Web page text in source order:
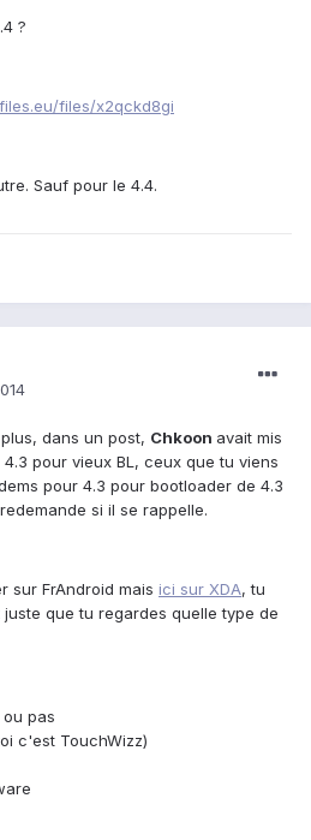
?
files/x2qckd8gi
Sauf pour le 4.4.
dans un post, Chkoon avait mis
pour vieux BL, ceux que tu viens
pour 4.3 pour bootloader de 4.3
si il se rappelle.
sur FrAndroid mais ici sur XDA, tu
que tu regardes quelle type de
pas
c'est TouchWizz)